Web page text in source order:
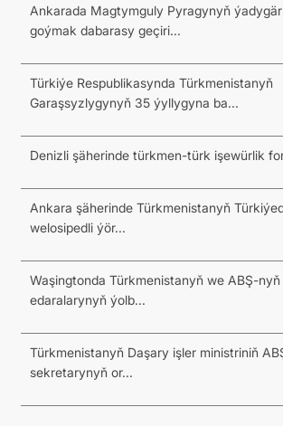
Ankarada Magtymguly Pyragynyň
goýmak dabarasy geçiri...
Türkiýe Respublikasynda Türkmenistanyň
Garaşsyzlygynyň 35 ýyllygyna ba...
Denizli şäherinde türkmen-türk işewürlik
Ankara şäherinde Türkmenistanyň
welosipedli ýör...
Waşingtonda Türkmenistanyň we ABŞ-
edaralarynyň ýolb...
Türkmenistanyň Daşary işler ministriniň
sekretarynyň or...